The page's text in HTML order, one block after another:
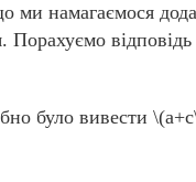
ми намагаємося
Порахуємо
було вивести